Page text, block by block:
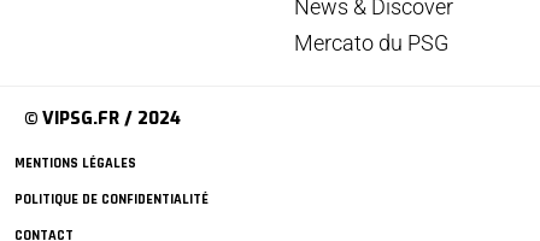
News & Discover
Mercato du PSG
© VIPSG.FR / 2024
MENTIONS LÉGALES
POLITIQUE DE CONFIDENTIALITÉ
CONTACT